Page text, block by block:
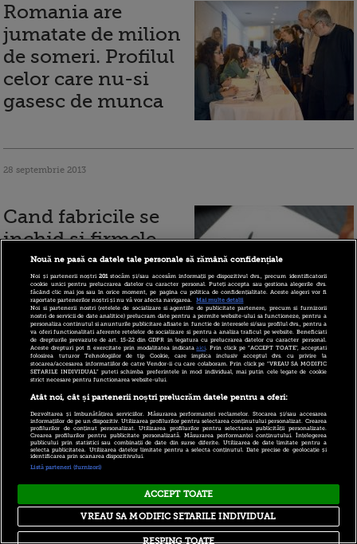
Romania are
jumatate de milion
de someri. Profilul
celor care nu-si
gasesc de munca
28 septembrie 2013
Cand fabricile se
inchid si firmele
sunt puse pe
butuci, oamenii cu
idei gasesc solutii.
Cum au luat-o de la
capat fostii someri de la Jucu
Alimente
distribuite
somerilor si
pensionarilor, luni,
Nouă ne pasă ca datele tale personale să rămână confidențiale
Noi și partenerii noștri201stocăm și/sau accesăm informații pe dispozitivul dvs., precum identificatorii
cookie unici pentru prelucrarea datelor cu caracter personal. Puteți accepta sau gestiona alegerile dvs.
făcând clic mai jos sau în orice moment, pe pagina cu politica de confidențialitate. Aceste alegeri vor fi
raportate partenerilor noștri și nu vă vor afecta navigarea.
Mai multe detalii
Noi si partenerii nostri (retelele de socializare si agentiile de publicitate partenere, precum si furnizorii
nostri de servicii de date analitice) prelucram date pentru a permite website-ului sa functioneze, pentru a
personaliza continutul si anunturile publicitare afisate in functie de interesele si/sau profilul dvs., pentru a
va oferi functionalitati aferente retelelor de socializare si pentru a analiza traficul pe website. Beneficiati
de drepturile prevazute de art. 15-22 din GDPR in legatura cu prelucrarea datelor cu caracter personal.
Aceste drepturi pot fi exercitate prin modalitatea indicataaici. Prin click pe “ACCEPT TOATE”, acceptati
folosirea tuturor Tehnologiilor de tip Cookie, care implica inclusiv acceptul dvs. cu privire la
stocarea/accesarea informatiilor de catre Vendor-ii cu care colaboram. Prin click pe “VREAU SA MODIFIC
SETARILE INDIVIDUAL” puteti schimba preferintele in mod individual, mai putin cele legate de cookie
strict necesare pentru functionarea website-ului.
Atât noi, cât și partenerii noștri prelucrăm datele pentru a oferi:
Dezvoltarea și îmbunătățirea serviciilor. Măsurarea performanței reclamelor. Stocarea și/sau accesarea
informațiilor de pe un dispozitiv. Utilizarea profilurilor pentru selectarea conținutului personalizat. Crearea
profilurilor de conținut personalizat. Utilizarea profilurilor pentru selectarea publicității personalizate.
Crearea profilurilor pentru publicitate personalizată. Măsurarea performanței conținutului. Înțelegerea
publicului prin statistici sau combinații de date din surse diferite. Utilizarea de date limitate pentru a
selecta publicitatea. Utilizarea datelor limitate pentru a selecta conținutul. Date precise de geolocație și
identificarea prin scanarea dispozitivului.
Listă parteneri (furnizori)
ACCEPT TOATE
RESPING TOATE
VREAU SA MODIFIC SETARILE INDIVIDUAL